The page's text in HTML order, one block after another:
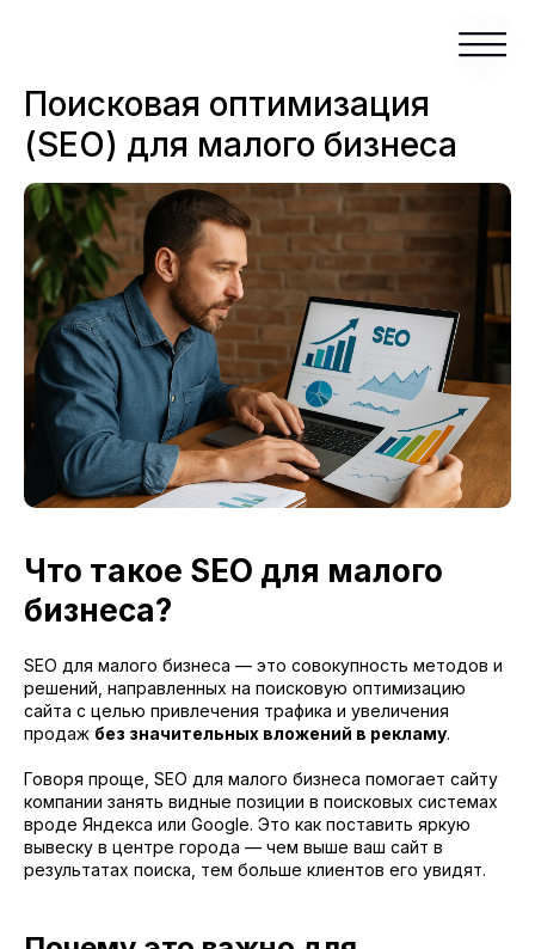
Поисковая оптимизация
(SEO) для малого бизнеса
Что такое SEO для малого
бизнеса?
SEO для малого бизнеса — это совокупность методов и
решений, направленных на поисковую оптимизацию
сайта с целью привлечения трафика и увеличения
продаж без значительных вложений в рекламу.
Говоря проще, SEO для малого бизнеса помогает сайту
компании занять видные позиции в поисковых системах
вроде Яндекса или Google. Это как поставить яркую
вывеску в центре города — чем выше ваш сайт в
результатах поиска, тем больше клиентов его увидят.